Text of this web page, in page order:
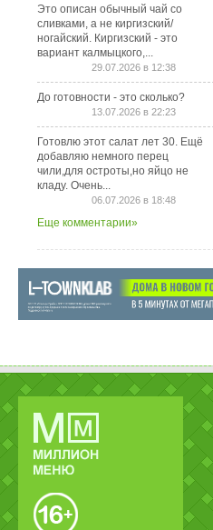
Это описан обычный чай со
сливками, а не киргизский/
ногайский. Киргизский - это
вариант калмыцкого,...
29.07.2026 в 12:38
До готовности - это сколько?
13.07.2026 в 22:23
Готовлю этот салат лет 30. Ещё
добавляю немного перец
чили,для остроты,но яйцо не
кладу. Очень...
06.07.2026 в 18:48
Еще комментарии»